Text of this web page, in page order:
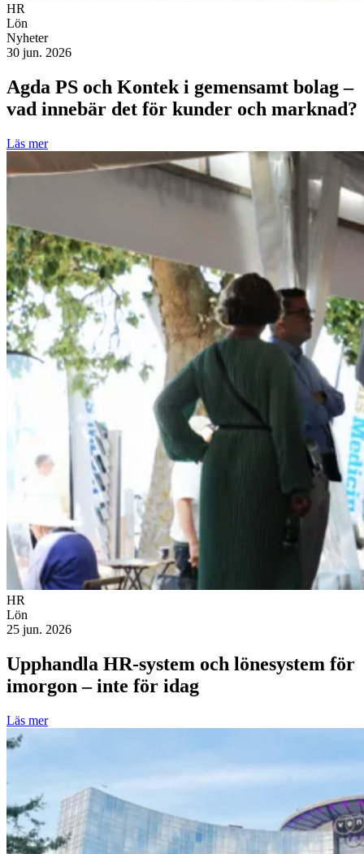
HR
Lön
Nyheter
30 jun. 2026
Agda PS och Kontek i gemensamt bolag –
vad innebär det för kunder och marknad?
Läs mer
HR
Lön
25 jun. 2026
Upphandla HR-system och lönesystem för
imorgon – inte för idag
Läs mer